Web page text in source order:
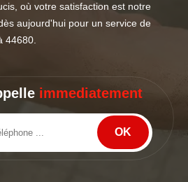
où votre satisfaction est notre
aujourd'hui pour un service de
44680.
immediatement